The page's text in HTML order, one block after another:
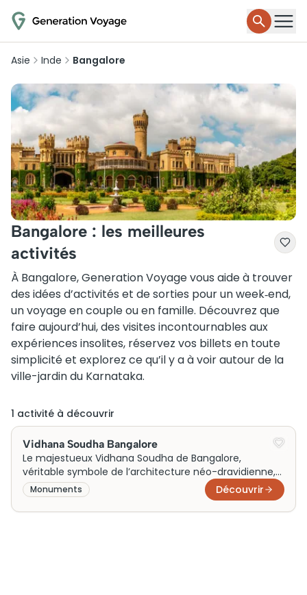
Asie Inde Bangalore
Bangalore : les meilleures
activités
À Bangalore, Generation Voyage vous aide à trouver
des idées d’activités et de sorties pour un week‑end,
un voyage en couple ou en famille. Découvrez que
faire aujourd’hui, des visites incontournables aux
expériences insolites, réservez vos billets en toute
simplicité et explorez ce qu’il y a à voir autour de la
ville-jardin du Karnataka.
1 activité à découvrir
Vidhana Soudha Bangalore
Le majestueux Vidhana Soudha de Bangalore,
véritable symbole de l’architecture néo-dravidienne,
incarne l’âme administrative du Karnataka. Construit
dans les années 1950, il sert de siège au législatif de
l’État. Sa façade grandiose attire les visiteurs, qui
Monuments Découvrir